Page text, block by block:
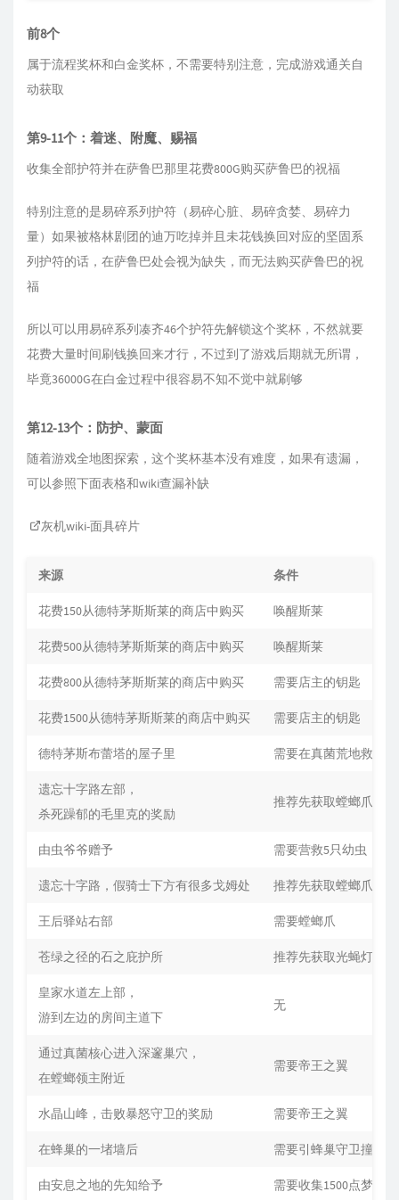
前8个
属于流程奖杯和白金奖杯，不需要特别注意，完成游戏通关自
动获取
第9-11个：着迷、附魔、赐福
收集全部护符并在萨鲁巴那里花费800G购买萨鲁巴的祝福
特别注意的是易碎系列护符（易碎心脏、易碎贪婪、易碎力
量）如果被格林剧团的迪万吃掉并且未花钱换回对应的坚固系
列护符的话，在萨鲁巴处会视为缺失，而无法购买萨鲁巴的祝
福
所以可以用易碎系列凑齐46个护符先解锁这个奖杯，不然就要
花费大量时间刷钱换回来才行，不过到了游戏后期就无所谓，
毕竟36000G在白金过程中很容易不知不觉中就刷够
第12-13个：防护、蒙面
随着游戏全地图探索，这个奖杯基本没有难度，如果有遗漏，
可以参照下面表格和wiki查漏补缺
灰机wiki-面具碎片
来源 条件
花费‍150从德特茅斯斯莱的商店中购买 唤醒斯莱
花费‍500从德特茅斯斯莱的商店中购买 唤醒斯莱
花费‍800从德特茅斯斯莱的商店中购买 需要店主的钥匙
花费‍1500从德特茅斯斯莱的商店中购买 需要店主的钥匙
德特茅斯布蕾塔的屋子里 需要在真菌荒地救出
遗忘十字路左部，
杀死躁郁的毛里克的奖励
推荐先获取螳螂爪
由虫爷爷赠予 需要营救5只幼虫
遗忘十字路，假骑士下方有很多戈姆处 推荐先获取螳螂爪
王后驿站右部 需要螳螂爪
苍绿之径的石之庇护所 推荐先获取光蝇灯笼
皇家水道左上部，
游到左边的房间主道下
无
通过真菌核心进入深邃巢穴，
在螳螂领主附近
需要帝王之翼
水晶山峰，击败暴怒守卫的奖励 需要帝王之翼
在蜂巢的一堵墙后 需要引蜂巢守卫撞碎
由安息之地的先知给予 需要收集1500点梦境